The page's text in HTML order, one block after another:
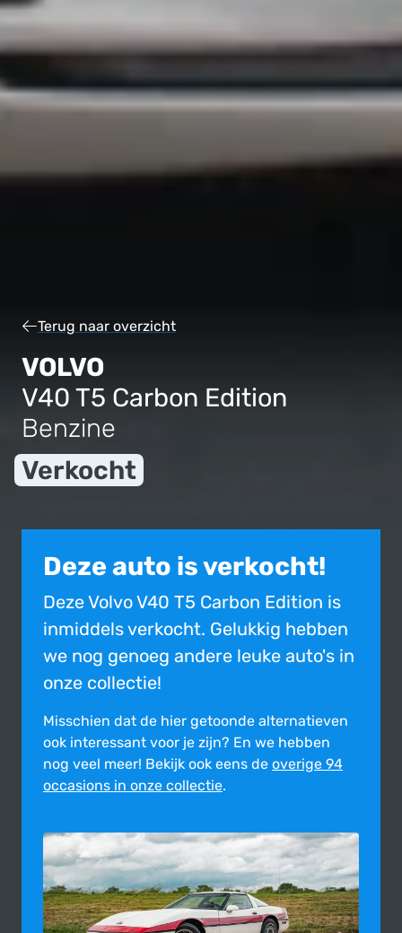
Terug naar overzicht
VOLVO
V40 T5 Carbon Edition
Benzine
Verkocht
Deze auto is verkocht!
Deze Volvo V40 T5 Carbon Edition is
inmiddels verkocht. Gelukkig hebben
we nog genoeg andere leuke auto's in
onze collectie!
Misschien dat de hier getoonde alter­na­tie­ven
ook inte­res­sant voor je zijn? En we hebben
nog veel meer! Bekijk ook eens de overige 94
occasions in onze collectie.